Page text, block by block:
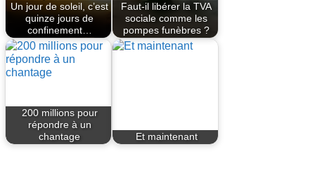
Un jour de soleil, c’est
quinze jours de
confinement…
Faut-il libérer la TVA
sociale comme les
pompes funèbres ?
200 millions pour
répondre à un
chantage
Et maintenant